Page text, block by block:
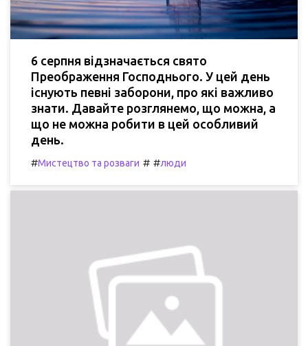
6 серпня відзначається свято
Преображення Господнього. У цей день
існують певні заборони, про які важливо
знати. Давайте розглянемо, що можна, а
що не можна робити в цей особливий
день.
#Мистецтво та розваги # #люди